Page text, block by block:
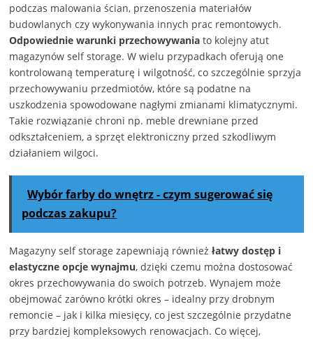
podczas malowania ścian, przenoszenia materiałów
budowlanych czy wykonywania innych prac remontowych.
Odpowiednie warunki przechowywania to kolejny atut
magazynów self storage. W wielu przypadkach oferują one
kontrolowaną temperaturę i wilgotność, co szczególnie sprzyja
przechowywaniu przedmiotów, które są podatne na
uszkodzenia spowodowane nagłymi zmianami klimatycznymi.
Takie rozwiązanie chroni np. meble drewniane przed
odkształceniem, a sprzęt elektroniczny przed szkodliwym
działaniem wilgoci.
Wybór farby do wnętrz - czym sugerować się
podczas zakupu?
Magazyny self storage zapewniają równieżłatwy dostęp i
elastyczne opcje wynajmu, dzięki czemu można dostosować
okres przechowywania do swoich potrzeb. Wynajem może
obejmować zarówno krótki okres – idealny przy drobnym
remoncie – jak i kilka miesięcy, co jest szczególnie przydatne
przy bardziej kompleksowych renowacjach. Co więcej,